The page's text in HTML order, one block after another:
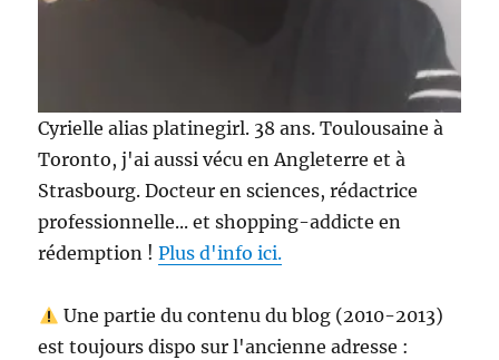
Cyrielle alias platinegirl. 38 ans. Toulousaine à
Toronto, j'ai aussi vécu en Angleterre et à
Strasbourg. Docteur en sciences, rédactrice
professionnelle... et shopping-addicte en
rédemption !Plus d'info ici.
Une partie du contenu du blog (2010-2013)
est toujours dispo sur l'ancienne adresse :